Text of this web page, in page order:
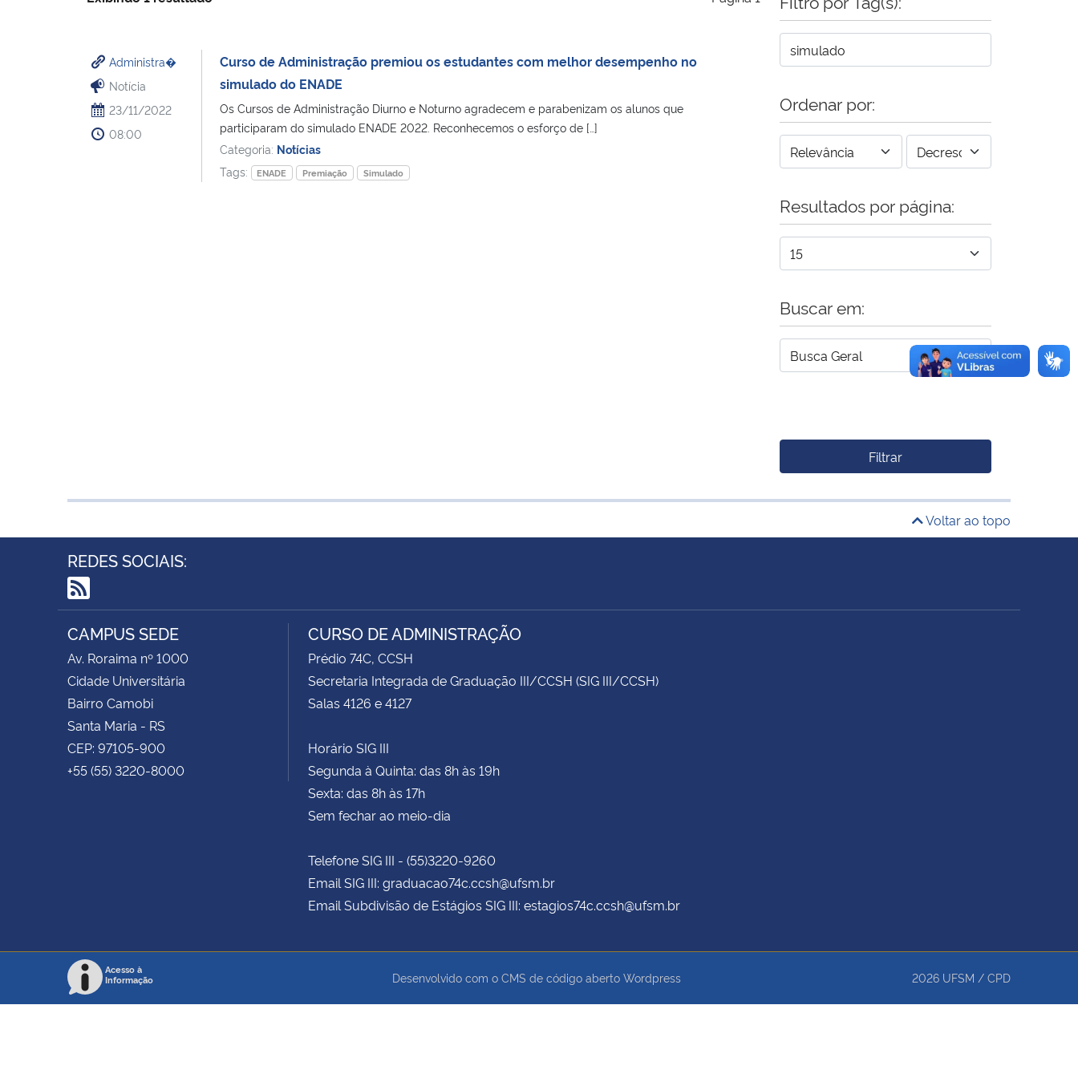
Administra�
Notícia
23/11/2022
08:00
Curso de Administração premiou os estudantes com melhor desempenho no
simulado do ENADE
Os Cursos de Administração Diurno e Noturno agradecem e parabenizam os alunos que
participaram do simulado ENADE 2022. Reconhecemos o esforço de […]
Categoria: Notícias
Tags:
ENADE Premiação Simulado
Ordenar por:
Resultados por página:
Buscar em:
Filtrar
Voltar ao topo
REDES SOCIAIS:
RSS
CAMPUS SEDE
Av. Roraima nº 1000
Cidade Universitária
Bairro Camobi
Santa Maria - RS
CEP: 97105-900
+55 (55) 3220-8000
CURSO DE ADMINISTRAÇÃO
Prédio 74C, CCSH
Secretaria Integrada de Graduação III/CCSH (SIG III/CCSH)
Salas 4126 e 4127
Horário SIG III
Segunda à Quinta: das 8h às 19h
Sexta: das 8h às 17h
Sem fechar ao meio-dia
Telefone SIG III - (55)3220-9260
Email SIG III: graduacao74c.ccsh@ufsm.br
Email Subdivisão de Estágios SIG III: estagios74c.ccsh@ufsm.br
Acesso à
Informação
Desenvolvido com o CMS de código aberto Wordpress 2026 UFSM / CPD